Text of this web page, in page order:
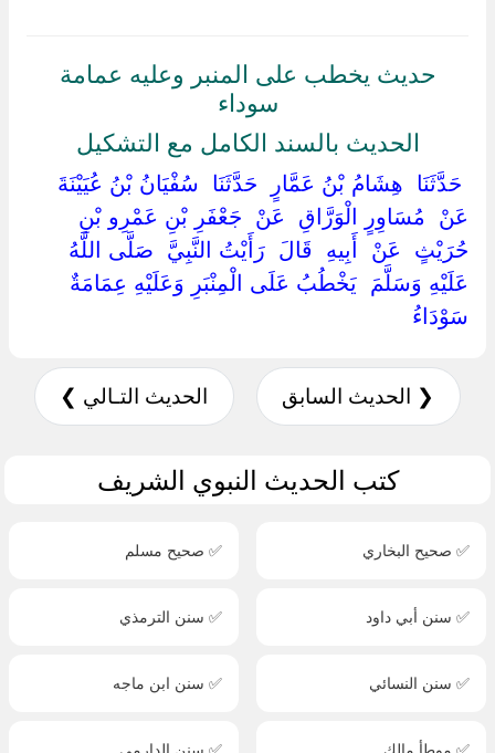
حديث يخطب على المنبر وعليه عمامة
سوداء
الحديث بالسند الكامل مع التشكيل
‏ ‏حَدَّثَنَا ‏ ‏هِشَامُ بْنُ عَمَّارٍ ‏ ‏حَدَّثَنَا ‏ ‏سُفْيَانُ بْنُ عُيَيْنَةَ ‏
‏عَنْ ‏ ‏مُسَاوِرٍ الْوَرَّاقِ ‏ ‏عَنْ ‏ ‏جَعْفَرِ بْنِ عَمْرِو بْنِ
حُرَيْثٍ ‏ ‏عَنْ ‏ ‏أَبِيهِ ‏ ‏قَالَ ‏ ‏رَأَيْتُ النَّبِيَّ ‏ ‏صَلَّى اللَّهُ
عَلَيْهِ وَسَلَّمَ ‏ ‏يَخْطُبُ عَلَى الْمِنْبَرِ وَعَلَيْهِ عِمَامَةٌ
سَوْدَاءُ ‏
❮ الحديث السابق الحديث التـالي ❯
كتب الحديث النبوي الشريف
✅ صحيح البخاري ✅ صحيح مسلم
✅ سنن أبي داود ✅ سنن الترمذي
✅ سنن النسائي ✅ سنن ابن ماجه